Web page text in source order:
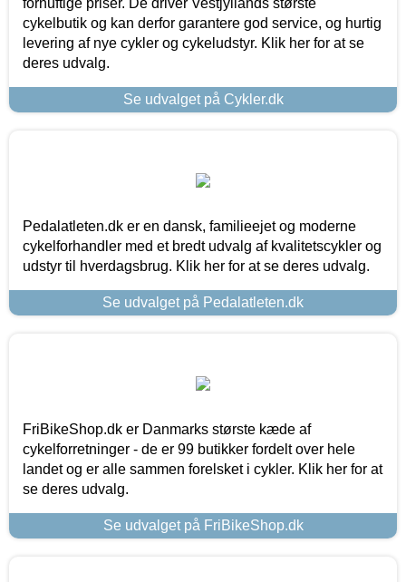
cykelbutik og kan derfor garantere god service, og hurtig
levering af nye cykler og cykeludstyr. Klik her for at se
deres udvalg.
Se udvalget på Cykler.dk
Pedalatleten.dk er en dansk, familieejet og moderne
cykelforhandler med et bredt udvalg af kvalitetscykler og
udstyr til hverdagsbrug. Klik her for at se deres udvalg.
Se udvalget på Pedalatleten.dk
FriBikeShop.dk er Danmarks største kæde af
cykelforretninger - de er 99 butikker fordelt over hele
landet og er alle sammen forelsket i cykler. Klik her for at
se deres udvalg.
Se udvalget på FriBikeShop.dk